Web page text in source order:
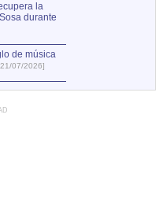
la
durante
de música
07/2026]